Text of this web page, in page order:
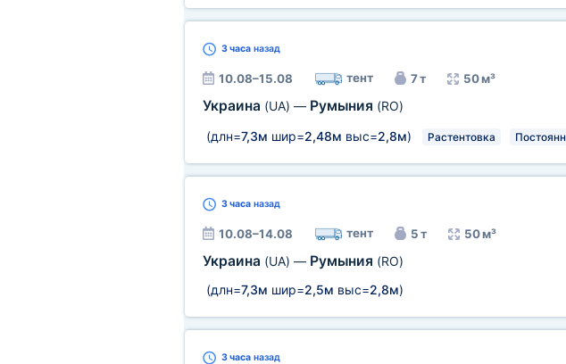
3 часаназад
10.08–15.08 тент 7 т 50 м³
Украина (UA) — Румыния (RO)
(длн=7,3м шир=2,48м выс=2,8м) Растентовка
3 часаназад
10.08–14.08 тент 5 т 50 м³
Украина (UA) — Румыния (RO)
(длн=7,3м шир=2,5м выс=2,8м)
3 часаназад